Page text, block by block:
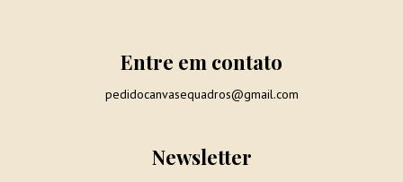
Entre em contato
pedidocanvasequadros@gmail.com
Newsletter